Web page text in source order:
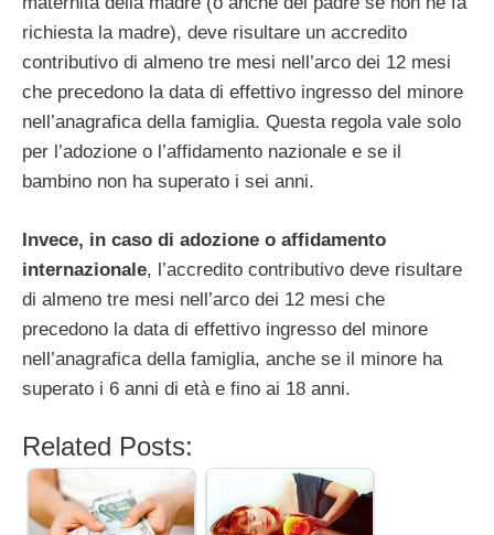
richiesta la madre), deve risultare un accredito
contributivo di almeno tre mesi nell’arco dei 12 mesi
che precedono la data di effettivo ingresso del minore
nell’anagrafica della famiglia. Questa regola vale solo
per l’adozione o l’affidamento nazionale e se il
bambino non ha superato i sei anni.
Invece, in caso di adozione o affidamento
internazionale, l’accredito contributivo deve risultare
di almeno tre mesi nell’arco dei 12 mesi che
precedono la data di effettivo ingresso del minore
nell’anagrafica della famiglia, anche se il minore ha
superato i 6 anni di età e fino ai 18 anni.
Related Posts: